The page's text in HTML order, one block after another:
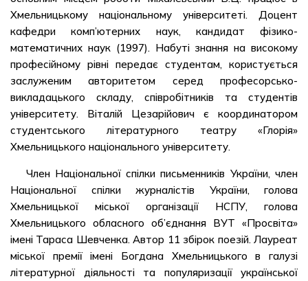
Хмельницькому національному університеті. Доцент
кафедри комп’ютерних наук, кандидат фізико-
математичних наук (1997). Набуті знання на високому
професійному рівні передає студентам, користується
заслуженим авторитетом серед професорсько-
викладацького складу, співробітників та студентів
університету. Віталій Цезарійович є координатором
студентського літературного театру «Глорія»
Хмельницького національного університету.
Член Національної спілки письменників України, член
Національної спілки журналістів України, голова
Хмельницької міської організації НСПУ, голова
Хмельницького обласного об’єднання ВУТ «Просвіта»
імені Тараса Шевченка. Автор 11 збірок поезій. Лауреат
міської премії імені Богдана Хмельницького в галузі
літературної діяльності та популяризації української